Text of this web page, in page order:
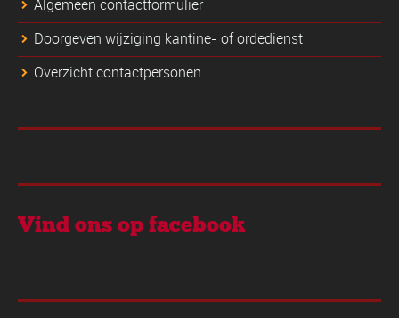
Algemeen contactformulier
Doorgeven wijziging kantine- of ordedienst
Overzicht contactpersonen
Vind ons op facebook